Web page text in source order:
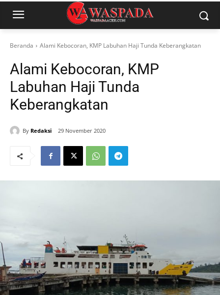
Beranda Alami Kebocoran, KMP Labuhan Haji Tunda Keberangkatan
Alami Kebocoran, KMP
Labuhan Haji Tunda
Keberangkatan
By Redaksi 29 November 2020